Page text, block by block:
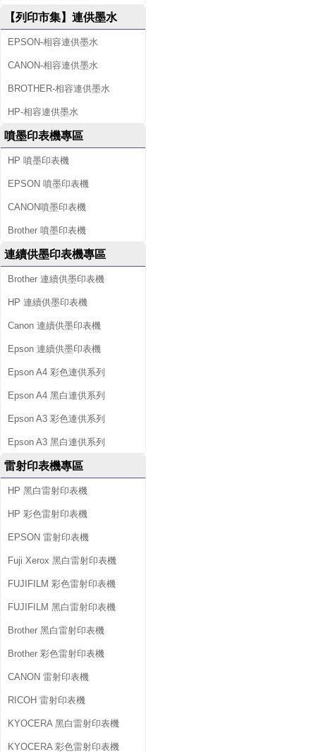
【列印市集】連供墨水
EPSON-相容連供墨水
CANON-相容連供墨水
BROTHER-相容連供墨水
HP-相容連供墨水
噴墨印表機專區
HP 噴墨印表機
EPSON 噴墨印表機
CANON噴墨印表機
Brother 噴墨印表機
連續供墨印表機專區
Brother 連續供墨印表機
HP 連續供墨印表機
Canon 連續供墨印表機
Epson 連續供墨印表機
Epson A4 彩色連供系列
Epson A4 黑白連供系列
Epson A3 彩色連供系列
Epson A3 黑白連供系列
雷射印表機專區
HP 黑白雷射印表機
HP 彩色雷射印表機
EPSON 雷射印表機
Fuji Xerox 黑白雷射印表機
FUJIFILM 彩色雷射印表機
FUJIFILM 黑白雷射印表機
Brother 黑白雷射印表機
Brother 彩色雷射印表機
CANON 雷射印表機
RICOH 雷射印表機
KYOCERA 黑白雷射印表機
KYOCERA 彩色雷射印表機